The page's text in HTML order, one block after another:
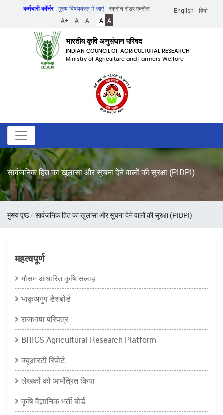
English हिंदी
कर्मचारी कॉर्नर मुख्य विषयवस्तु में जाएं
स्क्रीन रीडर एक्सेस
A+
A A- A A
भारतीय कृषि अनुसंधान परिषद
INDIAN COUNCIL OF AGRICULTURAL RESEARCH
Ministry of Agriculture and Farmers Welfare
सार्वजनिक हित का खुलासा और सूचना देने वालों की सुरक्षा (PIDPI)
पग
मुख्य पृष्ठ सार्वजनिक हित का खुलासा और सूचना देने वालों की सुरक्षा (PIDPI)
महत्वपूर्ण
मौसम आधारित कृषि सलाह
भाकृअनुप डैशबोर्ड
राजभाषा परिपत्र
BRICS Agricultural Research Platform
क्यूआरटी रिपोर्ट
लेखकों को आमंत्रित किया
कृषि वैज्ञानिक भर्ती बोर्ड